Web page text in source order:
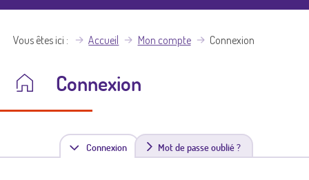
Vous êtes ici Accueil Mon compte Connexion
Connexion
Connexion(
Mot de passe oublié ?